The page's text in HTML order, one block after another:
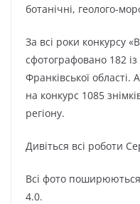
ботанічні, геолого-
За всі роки конкурсу
сфотографовано 182 із
Франківської області.
на конкурс 1085
регіону.
Дивіться всі роботи
Всі фото поширюються
4.0.